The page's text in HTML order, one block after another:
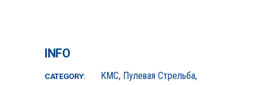
INFO
CATEGORY: КМС Пулевая Стрельба